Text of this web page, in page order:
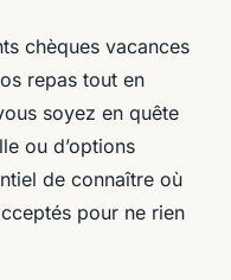
chèques vacances
repas tout en
soyez en quête
ou d’options
de connaître où
pour ne rien